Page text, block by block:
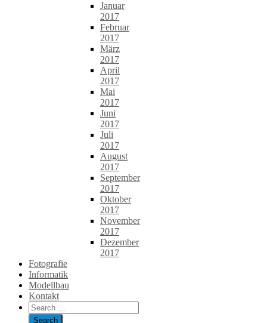
Januar
2017
Februar
2017
März
2017
April
2017
Mai
2017
Juni
2017
Juli
2017
August
2017
September
2017
Oktober
2017
November
2017
Dezember
2017
Fotografie
Informatik
Modellbau
Kontakt
Search
for: